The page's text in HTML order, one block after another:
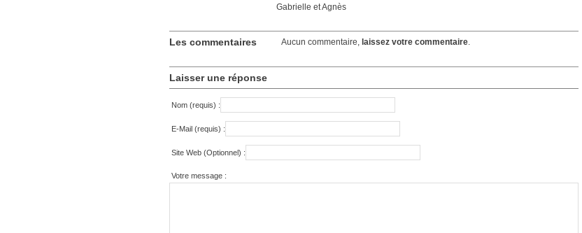
Gabrielle et Agnès
Les commentaires Aucun commentaire, laissez votre commentaire.
Laisser une réponse
Nom (requis) :
E-Mail (requis) :
Site Web (Optionnel) :
Votre message :